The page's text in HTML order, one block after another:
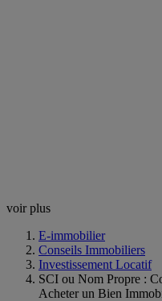
voir plus
E-immobilier
Conseils Immobiliers
Investissement Locatif
SCI ou Nom Propre :
Acheter un Bien